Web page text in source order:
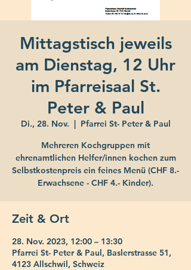
Mittagstisch jeweils
am Dienstag, 12 Uhr
im Pfarreisaal St.
Peter & Paul
Di., 28. Nov.
  |
Pfarrei St- Peter & Paul
Mehreren Kochgruppen mit
ehrenamtlichen Helfer/innen kochen zum
Selbstkostenpreis ein feines Menü (CHF 8.-
Erwachsene - CHF 4.- Kinder).
Zeit & Ort
28. Nov. 2023, 12:00 – 13:30
Pfarrei St- Peter & Paul, Baslerstrasse 51,
4123 Allschwil, Schweiz